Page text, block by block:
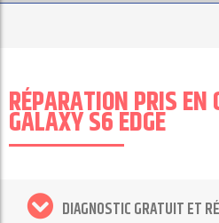
RÉPARATION PRIS EN
GALAXY S6 EDGE
DIAGNOSTIC GRATUIT ET